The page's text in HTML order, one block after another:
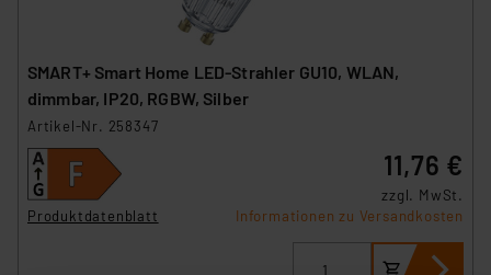
SMART+ Smart Home LED-Strahler GU10, WLAN,
dimmbar, IP20, RGBW, Silber
Artikel-Nr. 258347
Produktdatenblatt
11,76 €
zzgl. MwSt.
Informationen zu Versandkosten